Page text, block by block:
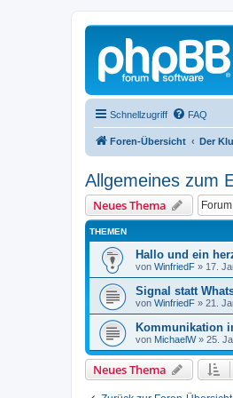
Schnellzugriff FAQ
Foren-Übersicht Der
Allgemeines zum
Neues Thema
THEMEN
Hallo und ein
von WinfriedF » 17.
Signal statt
von WinfriedF » 21.
Kommunikation
von MichaelW» 25.
Neues Thema